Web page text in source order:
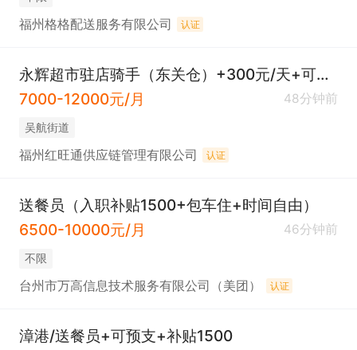
福州格格配送服务有限公司 认证
永辉超市驻店骑手（东关仓）+300元/天+可临时
7000-12000元/月
48分钟前
吴航街道
福州红旺通供应链管理有限公司 认证
送餐员（入职补贴1500+包车住+时间自由）
6500-10000元/月
46分钟前
不限
台州市万高信息技术服务有限公司（美团） 认证
漳港/送餐员+可预支+补贴1500